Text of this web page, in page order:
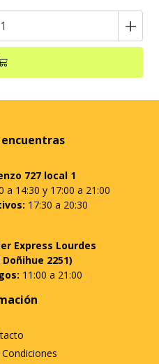
+
encuentras
727 local 1
a 14:30 y 17:00 a 21:00
17:30 a 20:30
Express Lourdes
2251)
11:00 a 21:00